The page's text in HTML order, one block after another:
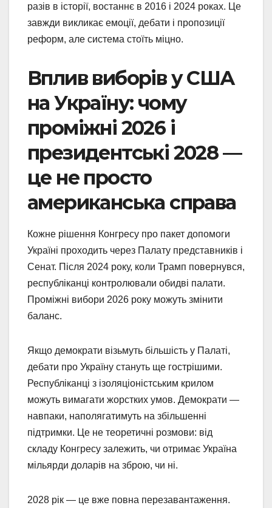
разів в історії, востаннє в 2016 і 2024 роках. Це
завжди викликає емоції, дебати і пропозиції
реформ, але система стоїть міцно.
Вплив виборів у США
на Україну: чому
проміжні 2026 і
президентські 2028 —
це не просто
американська справа
Кожне рішення Конгресу про пакет допомоги
Україні проходить через Палату представників і
Сенат. Після 2024 року, коли Трамп повернувся,
республіканці контролювали обидві палати.
Проміжні вибори 2026 року можуть змінити
баланс.
Якщо демократи візьмуть більшість у Палаті,
дебати про Україну стануть ще гострішими.
Республіканці з ізоляціоністським крилом
можуть вимагати жорстких умов. Демократи —
навпаки, наполягатимуть на збільшенні
підтримки. Це не теоретичні розмови: від
складу Конгресу залежить, чи отримає Україна
мільярди доларів на зброю, чи ні.
2028 рік — це вже повна перезавантаження.